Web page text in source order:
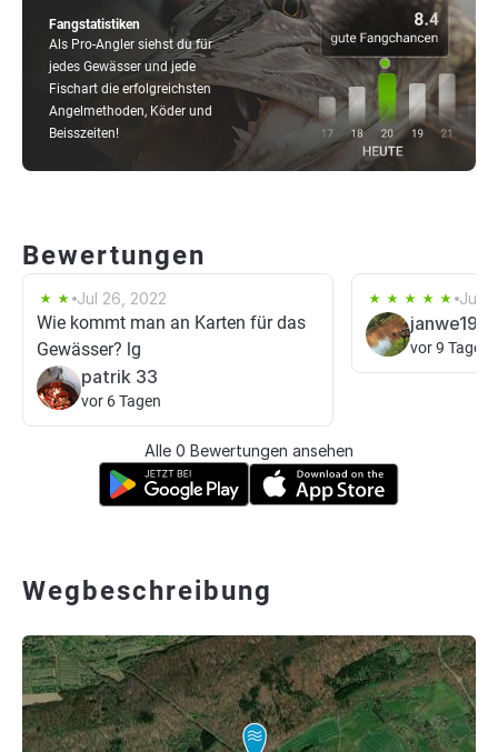
Fangstatistiken
Als Pro-Angler siehst du für
jedes Gewässer und jede
Fischart die erfolgreichsten
Angelmethoden, Köder und
Beisszeiten!
Bewertungen
Jul 26, 2022
Wie kommt man an Karten für das
Gewässer? lg
patrik 33
vor 6 Tagen
Jun
janwe1901
vor 9 Tagen
Alle 0 Bewertungen ansehen
Wegbeschreibung